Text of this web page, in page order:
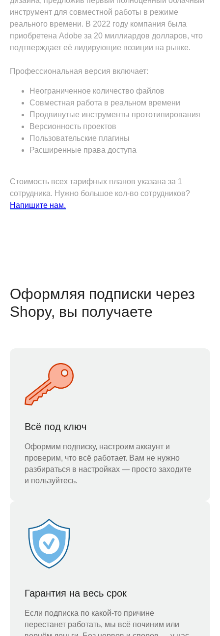
инструмент для совместной работы в режиме
реального времени. В 2022 году компания была
приобретена Adobe за 20 миллиардов долларов, что
подтверждает её лидирующие позиции на рынке.
Профессиональная версия включает:
Неограниченное количество файлов
Совместная работа в реальном времени
Продвинутые инструменты прототипирования
Версионность проектов
Пользовательские плагины
Расширенные права доступа
Стоимость всех тарифных планов указана за 1
сотрудника. Нужно большое кол-во сотрудников?
Напишите нам.
Оформляя подписки через
Shopy, вы получаете
Всё под ключ
Оформим подписку, настроим аккаунт и
проверим, что всё работает. Вам не нужно
разбираться в настройках — просто заходите
и пользуйтесь.
Гарантия на весь срок
Если подписка по какой-то причине
перестанет работать, мы всё починим или